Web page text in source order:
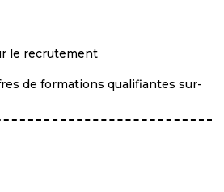
le recrutement
de formations qualifiantes sur-